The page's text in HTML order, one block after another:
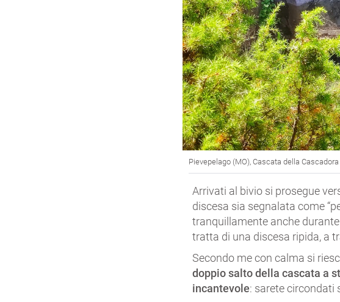
Pievepelago (MO), Cascata della
Arrivati al bivio si prosegue
discesa sia segnalata come
tranquillamente anche
tratta di una discesa ripida, a
Secondo me con calma si
doppio salto della cascata a
incantevole: sarete circondati